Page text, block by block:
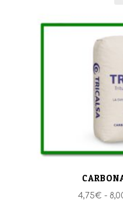
4,75€ -